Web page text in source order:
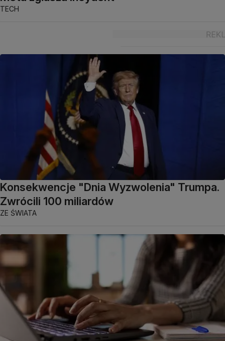
TECH
Konsekwencje "Dnia Wyzwolenia" Trumpa.
Zwrócili 100 miliardów
ZE ŚWIATA